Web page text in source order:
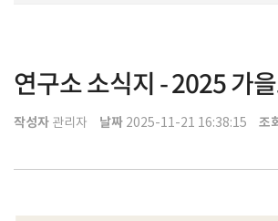
연구소 소식지 - 2025 가
작성자 관리자 날짜 2025-11-21 16:38:15 조